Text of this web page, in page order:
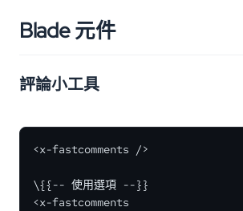
Blade 元件
評論小工具
<x-fastcomments />
\{{-- 使用選項 --}}
<x-fastcomments